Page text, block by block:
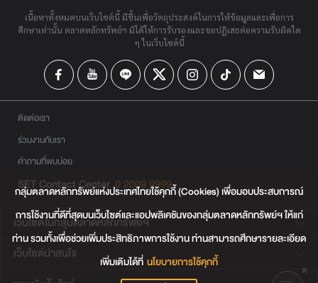
เนื้อหาทั้งหมดบนเว็บไซต์นี้ มีขึ้นเพื่อวัตถุประสงค์ในการให้ข้อมูลและเพื่อการ
ศึกษาเท่านั้น ตลาดหลักทรัพย์ฯ มิได้ให้การรับรองและขอปฏิเสธต่อความรับผิดใด
ๆ ในเว็บไซต์นี้
ติดต่อเรา
ร่วมงานกับเรา
คำถามที่พบบ่อย
SET Contact Center 0 2009 9999
เว็บไซต์ในกลุ่มตลาดหลักทรัพย์ฯ
เว็บไซต์น่าสนใจ
กลุ่มตลาดหลักทรัพย์แห่งประเทศไทยใช้คุกกี้ (Cookies) เพื่อมอบประสบการณ์
การใช้งานที่ดีที่สุดบนเว็บไซต์และแอปพลิเคชันของกลุ่มตลาดหลักทรัพย์ฯ ให้แก่
ท่าน รวมทั้งเพื่อช่วยเพิ่มประสิทธิภาพการใช้งาน ท่านสามารถศึกษารายละเอียด
เพิ่มเติมได้ที่ นโยบายการใช้คุกกี้